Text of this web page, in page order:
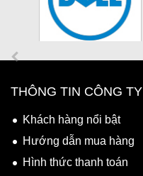
THÔNG TIN CÔNG TY
Khách hàng nổi bật
Hướng dẫn mua hàng
Hình thức thanh toán